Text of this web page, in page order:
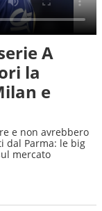
A
la
e
e non avrebbero
dal Parma: le big
mercato